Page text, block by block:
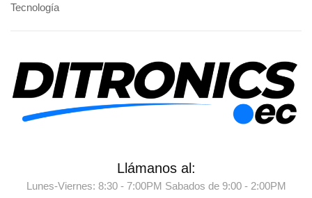
Tecnología
Llámanos al:
Lunes-Viernes: 8:30 - 7:00PM Sabados de 9:00 - 2:00PM